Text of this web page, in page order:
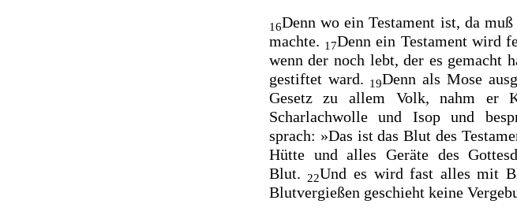
16Denn wo ein Testament ist, da muß
machte. 17Denn ein Testament wird
wenn der noch lebt, der es gemacht
gestiftet ward. 19Denn als Mose
Gesetz zu allem Volk, nahm er
Scharlachwolle und Isop und
sprach: »Das ist das Blut des
Hütte und alles Geräte des
Blut. 22Und es wird fast alles mit
Blutvergießen geschieht keine